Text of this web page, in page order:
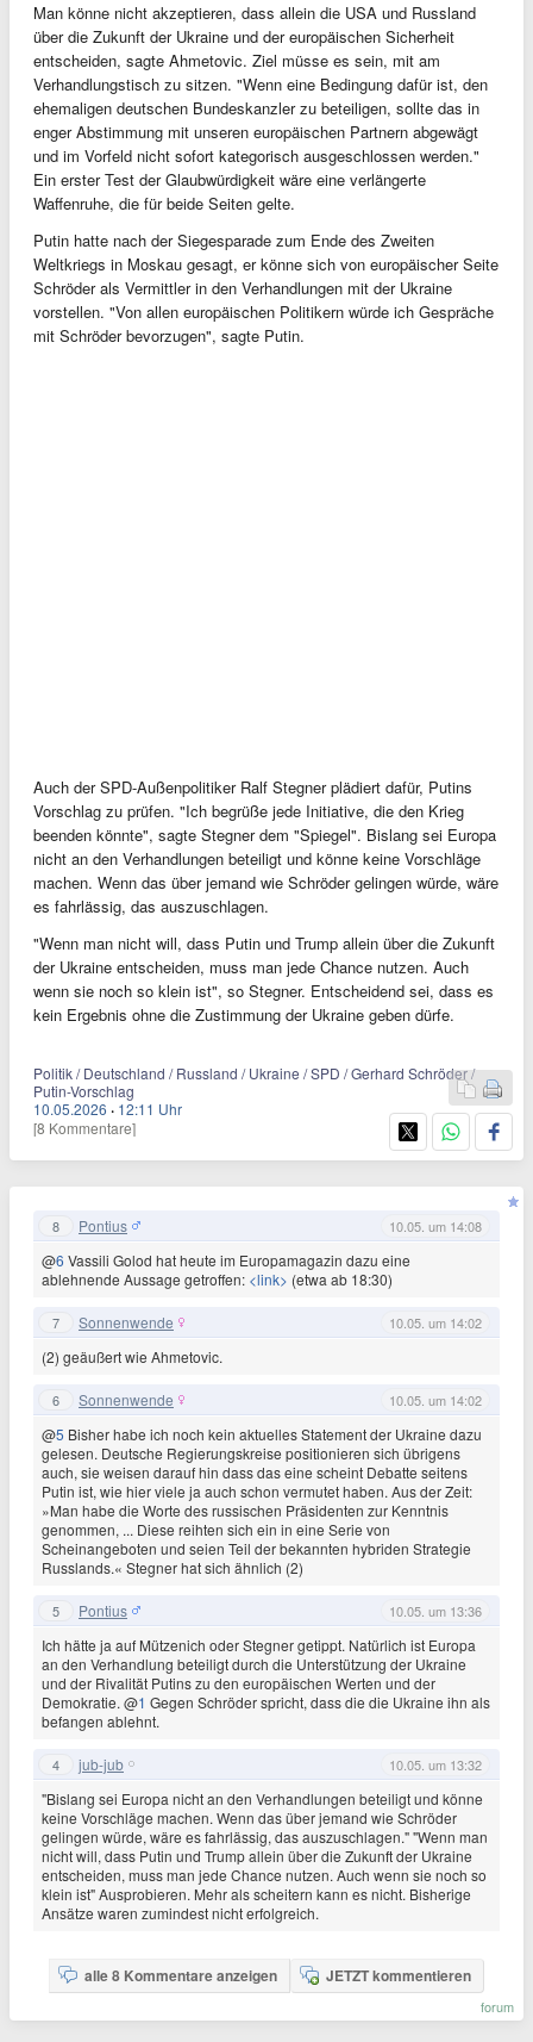
Man könne nicht akzeptieren, dass allein die USA und Russland
über die Zukunft der Ukraine und der europäischen Sicherheit
entscheiden, sagte Ahmetovic. Ziel müsse es sein, mit am
Verhandlungstisch zu sitzen. "Wenn eine Bedingung dafür ist, den
ehemaligen deutschen Bundeskanzler zu beteiligen, sollte das in
enger Abstimmung mit unseren europäischen Partnern abgewägt
und im Vorfeld nicht sofort kategorisch ausgeschlossen werden."
Ein erster Test der Glaubwürdigkeit wäre eine verlängerte
Waffenruhe, die für beide Seiten gelte.
Putin hatte nach der Siegesparade zum Ende des Zweiten
Weltkriegs in Moskau gesagt, er könne sich von europäischer Seite
Schröder als Vermittler in den Verhandlungen mit der Ukraine
vorstellen. "Von allen europäischen Politikern würde ich Gespräche
mit Schröder bevorzugen", sagte Putin.
Auch der SPD-Außenpolitiker Ralf Stegner plädiert dafür, Putins
Vorschlag zu prüfen. "Ich begrüße jede Initiative, die den Krieg
beenden könnte", sagte Stegner dem "Spiegel". Bislang sei Europa
nicht an den Verhandlungen beteiligt und könne keine Vorschläge
machen. Wenn das über jemand wie Schröder gelingen würde, wäre
es fahrlässig, das auszuschlagen.
"Wenn man nicht will, dass Putin und Trump allein über die Zukunft
der Ukraine entscheiden, muss man jede Chance nutzen. Auch
wenn sie noch so klein ist", so Stegner. Entscheidend sei, dass es
kein Ergebnis ohne die Zustimmung der Ukraine geben dürfe.
Politik / Deutschland / Russland / Ukraine / SPD / Gerhard Schröder /
Putin-Vorschlag
10.05.2026 · 12:11 Uhr
[8 Kommentare]
8 Pontius 10.05. um 14:08
@6 Vassili Golod hat heute im Europamagazin dazu eine
ablehnende Aussage getroffen: <link> (etwa ab 18:30)
7 Sonnenwende 10.05. um 14:02
(2) geäußert wie Ahmetovic.
6 Sonnenwende 10.05. um 14:02
@5 Bisher habe ich noch kein aktuelles Statement der Ukraine dazu
gelesen. Deutsche Regierungskreise positionieren sich übrigens
auch, sie weisen darauf hin dass das eine scheint Debatte seitens
Putin ist, wie hier viele ja auch schon vermutet haben. Aus der Zeit:
»Man habe die Worte des russischen Präsidenten zur Kenntnis
genommen, ... Diese reihten sich ein in eine Serie von
Scheinangeboten und seien Teil der bekannten hybriden Strategie
Russlands.« Stegner hat sich ähnlich (2)
5 Pontius 10.05. um 13:36
Ich hätte ja auf Mützenich oder Stegner getippt. Natürlich ist Europa
an den Verhandlung beteiligt durch die Unterstützung der Ukraine
und der Rivalität Putins zu den europäischen Werten und der
Demokratie. @1 Gegen Schröder spricht, dass die die Ukraine ihn als
befangen ablehnt.
4 jub-jub 10.05. um 13:32
"Bislang sei Europa nicht an den Verhandlungen beteiligt und könne
keine Vorschläge machen. Wenn das über jemand wie Schröder
gelingen würde, wäre es fahrlässig, das auszuschlagen." "Wenn man
nicht will, dass Putin und Trump allein über die Zukunft der Ukraine
entscheiden, muss man jede Chance nutzen. Auch wenn sie noch so
klein ist" Ausprobieren. Mehr als scheitern kann es nicht. Bisherige
Ansätze waren zumindest nicht erfolgreich.
alle 8 Kommentare anzeigen JETZT kommentieren
forum